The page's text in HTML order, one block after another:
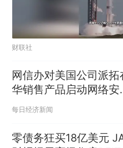
财联社
网信办对美国公司派拓
华销售产品启动网络安
审查 ，公司美股股价盘
每日经济新闻
零债务狂买18亿美元